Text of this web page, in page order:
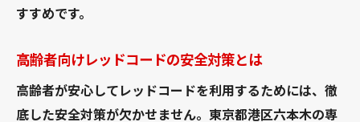
すすめです。
高齢者向けレッドコードの安全対策とは
高齢者が安心してレッドコードを利用するためには、徹
底した安全対策が欠かせません。東京都港区六本木の専